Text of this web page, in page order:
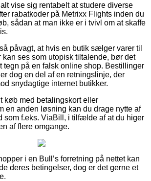
vise sig rentabelt at studere diverse
rabatkoder på Metrixx Flights inden du
sådan at man ikke er i tvivl om at skaffe
påvagt, at hvis en butik sælger varer til
kan ses som utopisk tiltalende, bør det
tegn på en falsk online shop. Bestillinger
dog en del af en retningslinje, der
snydagtige internet butikker.
køb med betalingskort eller
en anden løsning kan du drage nytte af
som f.eks. ViaBill, i tilfælde af at du higer
af flere omgange.
i en Bull’s forretning på nettet kan
deres betingelser, dog er det gerne et